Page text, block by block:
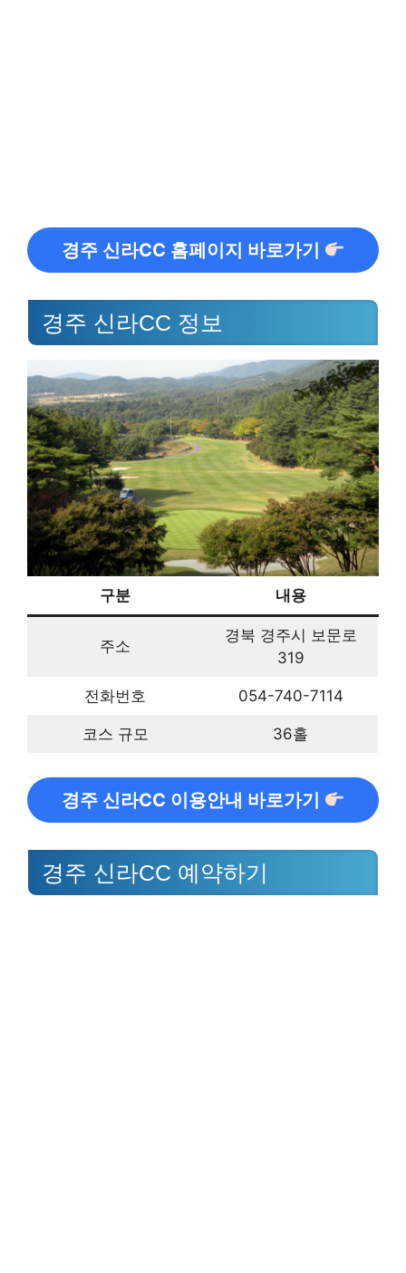
경주 신라CC 홈페이지 바로가기
경주 신라CC 정보
구분 내용
주소
경북 경주시 보문로
319
전화번호 054-740-7114
코스 규모 36홀
경주 신라CC 이용안내 바로가기
경주 신라CC 예약하기